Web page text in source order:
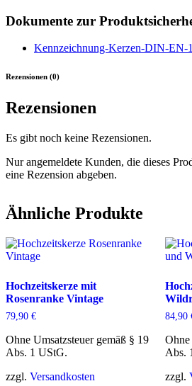
Dokumente zur
Kennzeichnung-Kerzen-DIN-EN-
Rezensionen (0)
Rezensionen
Es gibt noch keine Rezensionen.
Nur angemeldete Kunden, die dieses
eine Rezension abgeben.
Ähnliche Produkte
Hochzeitskerze mit
Rosenranke Vintage
79,90 €
Ohne Umsatzsteuer gemäß § 19
Abs. 1 UStG.
zzgl. Versandkosten
84,90
Ohne
Abs.
zzgl.